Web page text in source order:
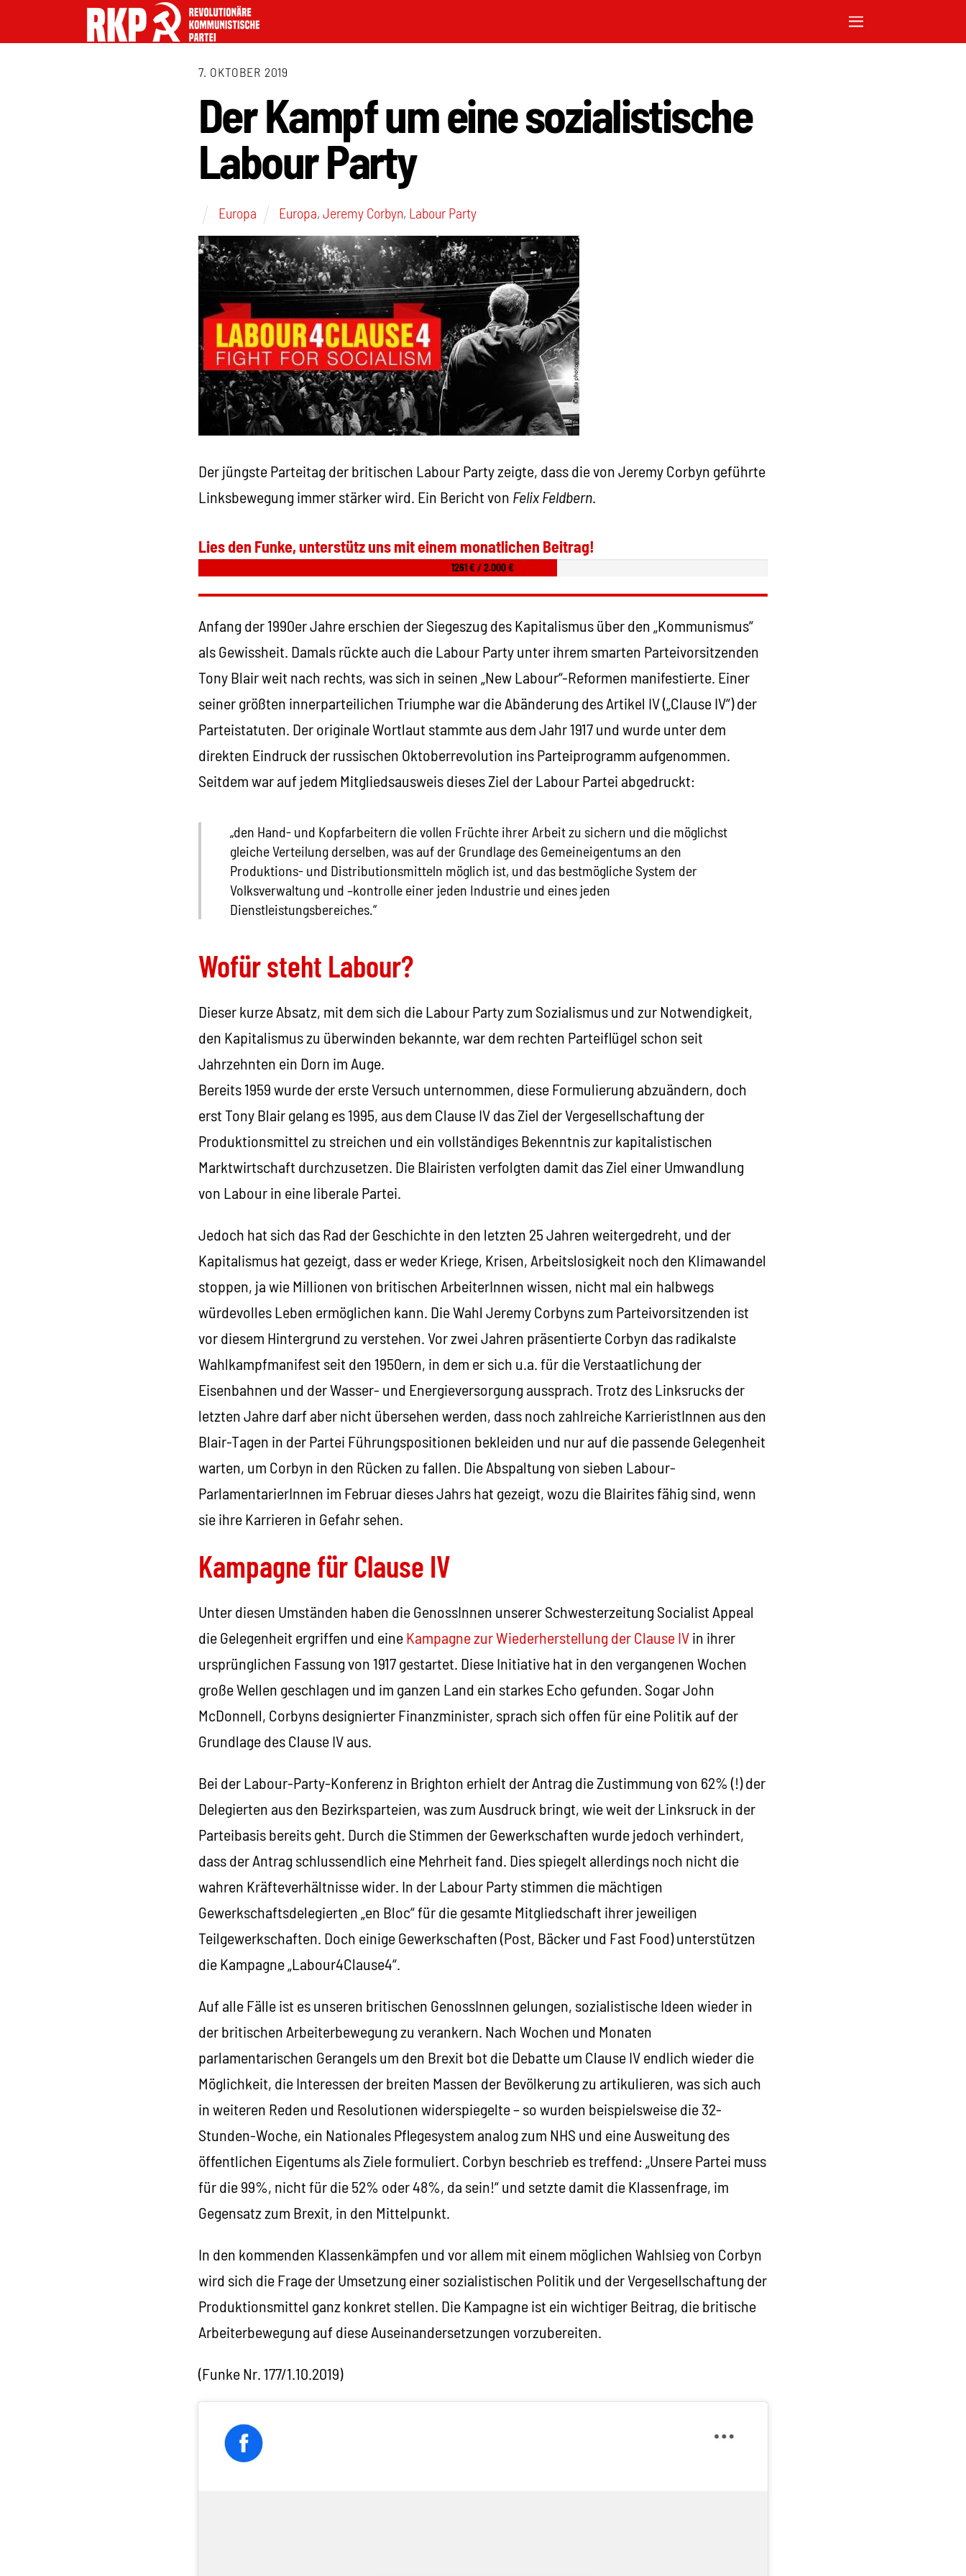
7. OKTOBER 2019
Der Kampf um eine sozialistische
Labour Party
Europa Europa,Jeremy Corbyn, Labour Party
Der jüngste Parteitag der britischen Labour Party zeigte, dass die von Jeremy Corbyn geführte
Linksbewegung immer stärker wird. Ein Bericht von Felix Feldbern.
Lies den Funke, unterstütz uns mit einem monatlichen Beitrag!
1261 € / 2.000 €
Anfang der 1990er Jahre erschien der Siegeszug des Kapitalismus über den „Kommunismus“
als Gewissheit. Damals rückte auch die Labour Party unter ihrem smarten Parteivorsitzenden
Tony Blair weit nach rechts, was sich in seinen „New Labour“-Reformen manifestierte. Einer
seiner größten innerparteilichen Triumphe war die Abänderung des Artikel IV („Clause IV“) der
Parteistatuten. Der originale Wortlaut stammte aus dem Jahr 1917 und wurde unter dem
direkten Eindruck der russischen Oktoberrevolution ins Parteiprogramm aufgenommen.
Seitdem war auf jedem Mitgliedsausweis dieses Ziel der Labour Partei abgedruckt:
„den Hand- und Kopfarbeitern die vollen Früchte ihrer Arbeit zu sichern und die möglichst
gleiche Verteilung derselben, was auf der Grundlage des Gemeineigentums an den
Produktions- und Distributionsmitteln möglich ist, und das bestmögliche System der
Volksverwaltung und –kontrolle einer jeden Industrie und eines jeden
Dienstleistungsbereiches.“
Wofür steht Labour?
Dieser kurze Absatz, mit dem sich die Labour Party zum Sozialismus und zur Notwendigkeit,
den Kapitalismus zu überwinden bekannte, war dem rechten Parteiflügel schon seit
Jahrzehnten ein Dorn im Auge.
Bereits 1959 wurde der erste Versuch unternommen, diese Formulierung abzuändern, doch
erst Tony Blair gelang es 1995, aus dem Clause IV das Ziel der Vergesellschaftung der
Produktionsmittel zu streichen und ein vollständiges Bekenntnis zur kapitalistischen
Marktwirtschaft durchzusetzen. Die Blairisten verfolgten damit das Ziel einer Umwandlung
von Labour in eine liberale Partei.
Jedoch hat sich das Rad der Geschichte in den letzten 25 Jahren weitergedreht, und der
Kapitalismus hat gezeigt, dass er weder Kriege, Krisen, Arbeitslosigkeit noch den Klimawandel
stoppen, ja wie Millionen von britischen ArbeiterInnen wissen, nicht mal ein halbwegs
würdevolles Leben ermöglichen kann. Die Wahl Jeremy Corbyns zum Parteivorsitzenden ist
vor diesem Hintergrund zu verstehen. Vor zwei Jahren präsentierte Corbyn das radikalste
Wahlkampfmanifest seit den 1950ern, in dem er sich u.a. für die Verstaatlichung der
Eisenbahnen und der Wasser- und Energieversorgung aussprach. Trotz des Linksrucks der
letzten Jahre darf aber nicht übersehen werden, dass noch zahlreiche KarrieristInnen aus den
Blair-Tagen in der Partei Führungspositionen bekleiden und nur auf die passende Gelegenheit
warten, um Corbyn in den Rücken zu fallen. Die Abspaltung von sieben Labour-
ParlamentarierInnen im Februar dieses Jahrs hat gezeigt, wozu die Blairites fähig sind, wenn
sie ihre Karrieren in Gefahr sehen.
Kampagne für Clause IV
Unter diesen Umständen haben die GenossInnen unserer Schwesterzeitung Socialist Appeal
die Gelegenheit ergriffen und eineKampagne zur Wiederherstellung der Clause IVin ihrer
ursprünglichen Fassung von 1917 gestartet. Diese Initiative hat in den vergangenen Wochen
große Wellen geschlagen und im ganzen Land ein starkes Echo gefunden. Sogar John
McDonnell, Corbyns designierter Finanzminister, sprach sich offen für eine Politik auf der
Grundlage des Clause IV aus.
Bei der Labour-Party-Konferenz in Brighton erhielt der Antrag die Zustimmung von 62% (!) der
Delegierten aus den Bezirksparteien, was zum Ausdruck bringt, wie weit der Linksruck in der
Parteibasis bereits geht. Durch die Stimmen der Gewerkschaften wurde jedoch verhindert,
dass der Antrag schlussendlich eine Mehrheit fand. Dies spiegelt allerdings noch nicht die
wahren Kräfteverhältnisse wider. In der Labour Party stimmen die mächtigen
Gewerkschaftsdelegierten „en Bloc“ für die gesamte Mitgliedschaft ihrer jeweiligen
Teilgewerkschaften. Doch einige Gewerkschaften (Post, Bäcker und Fast Food) unterstützen
die Kampagne „Labour4Clause4“.
Auf alle Fälle ist es unseren britischen GenossInnen gelungen, sozialistische Ideen wieder in
der britischen Arbeiterbewegung zu verankern. Nach Wochen und Monaten
parlamentarischen Gerangels um den Brexit bot die Debatte um Clause IV endlich wieder die
Möglichkeit, die Interessen der breiten Massen der Bevölkerung zu artikulieren, was sich auch
in weiteren Reden und Resolutionen widerspiegelte – so wurden beispielsweise die 32-
Stunden-Woche, ein Nationales Pflegesystem analog zum NHS und eine Ausweitung des
öffentlichen Eigentums als Ziele formuliert. Corbyn beschrieb es treffend: „Unsere Partei muss
für die 99%, nicht für die 52% oder 48%, da sein!“ und setzte damit die Klassenfrage, im
Gegensatz zum Brexit, in den Mittelpunkt.
In den kommenden Klassenkämpfen und vor allem mit einem möglichen Wahlsieg von Corbyn
wird sich die Frage der Umsetzung einer sozialistischen Politik und der Vergesellschaftung der
Produktionsmittel ganz konkret stellen. Die Kampagne ist ein wichtiger Beitrag, die britische
Arbeiterbewegung auf diese Auseinandersetzungen vorzubereiten.
(Funke Nr. 177/1.10.2019)